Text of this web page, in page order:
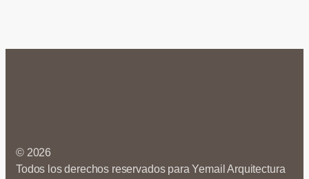
© 2026
Todos los derechos reservados para Yemail Arquitectura